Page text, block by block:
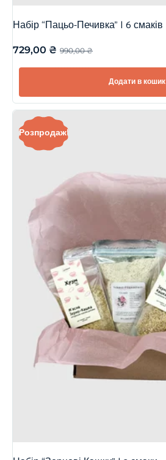
Набір “Пацьо-Печивка” | 6 смаків
990,00₴
729,00 ₴
Додати в кошик
Розпродаж!